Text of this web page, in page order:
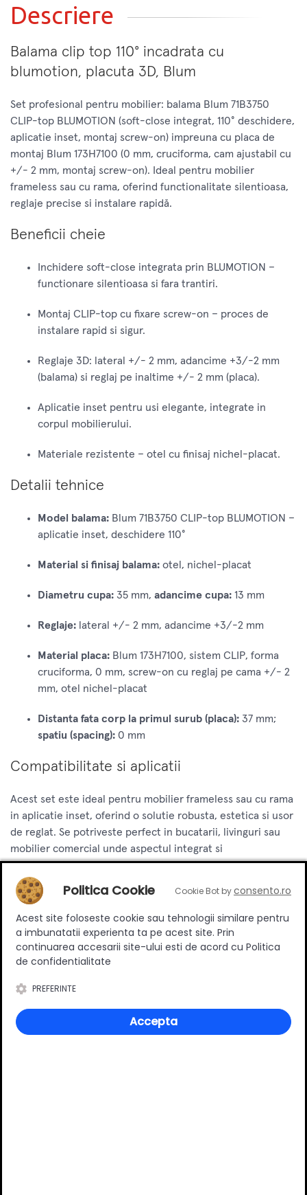
Descriere
Balama clip top 110° incadrata cu
blumotion, placuta 3D, Blum
Set profesional pentru mobilier: balama Blum 71B3750
CLIP-top BLUMOTION (soft-close integrat, 110° deschidere,
aplicatie inset, montaj screw-on) impreuna cu placa de
montaj Blum 173H7100 (0 mm, cruciforma, cam ajustabil cu
+/- 2 mm, montaj screw-on). Ideal pentru mobilier
frameless sau cu rama, oferind functionalitate silentioasa,
reglaje precise si instalare rapidă.
Beneficii cheie
Inchidere soft-close integrata prin BLUMOTION –
functionare silentioasa si fara trantiri.
Montaj CLIP-top cu fixare screw-on – proces de
instalare rapid si sigur.
Reglaje 3D: lateral +/- 2 mm, adancime +3/-2 mm
(balama) si reglaj pe inaltime +/- 2 mm (placa).
Aplicatie inset pentru usi elegante, integrate in
corpul mobilierului.
Materiale rezistente – otel cu finisaj nichel-placat.
Detalii tehnice
Model balama: Blum 71B3750 CLIP-top BLUMOTION –
aplicatie inset, deschidere 110°
Material si finisaj balama: otel, nichel-placat
Diametru cupa: 35 mm, adancime cupa: 13 mm
Reglaje: lateral +/- 2 mm, adancime +3/-2 mm
Material placa: Blum 173H7100, sistem CLIP, forma
cruciforma, 0 mm, screw-on cu reglaj pe cama +/- 2
mm, otel nichel-placat
Distanta fata corp la primul surub (placa): 37 mm;
spatiu (spacing): 0 mm
Compatibilitate si aplicatii
Acest set este ideal pentru mobilier frameless sau cu rama
in aplicatie inset, oferind o solutie robusta, estetica si usor
de reglat. Se potriveste perfect in bucatarii, livinguri sau
mobilier comercial unde aspectul integrat si
functionalitatea silentioasa sunt prioritare.
Setul ofera o solutie completa, silentioasa si usor de
adaptat, combinand finisaj profesional, reglaje fine si
montaj simplu. Perfect pentru proiecte premium ce
necesita aliniere perfecta si durabilitate.
Specificatii
Politica Cookie Cookie Bot byconsento.ro
Acest site foloseste cookie sau tehnologii similare pentru
a imbunatatii experienta ta pe acest site. Prin
continuarea accesarii site-ului esti de acord cu Politica
de confidentialitate
PREFERINTE
Accepta